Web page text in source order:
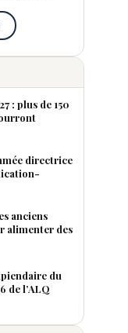
: plus de 150
directrice
anciens
alimenter des
du
de l’ALQ